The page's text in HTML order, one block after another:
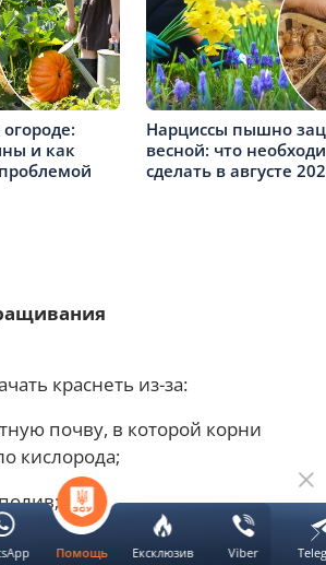
и как
Нарциссы пышно
весной: что
сделать в августе
краснеть из-за:
почву, в которой корни
кислорода;
корней;Помощь Ексклюзив Viber